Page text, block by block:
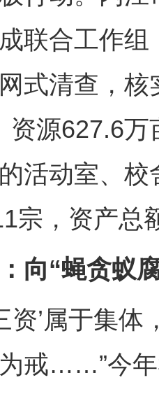
联合工作
式清查，
资源627.6
活动室、
宗，资产总
“蝇贪蚁
’属于集体
戒……”今